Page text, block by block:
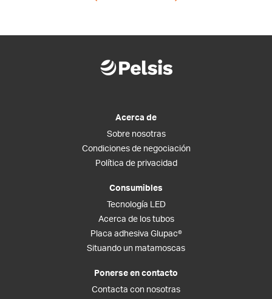
Acerca de
Sobre nosotras
Condiciones de negociación
Política de privacidad
Consumibles
Tecnología LED
Acerca de los tubos
Placa adhesiva Glupac®
Situando un matamoscas
Ponerse en contacto
Contacta con nosotras